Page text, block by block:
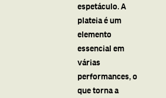
espetáculo. A
plateia é um
elemento
essencial em
várias
performances, o
que torna a